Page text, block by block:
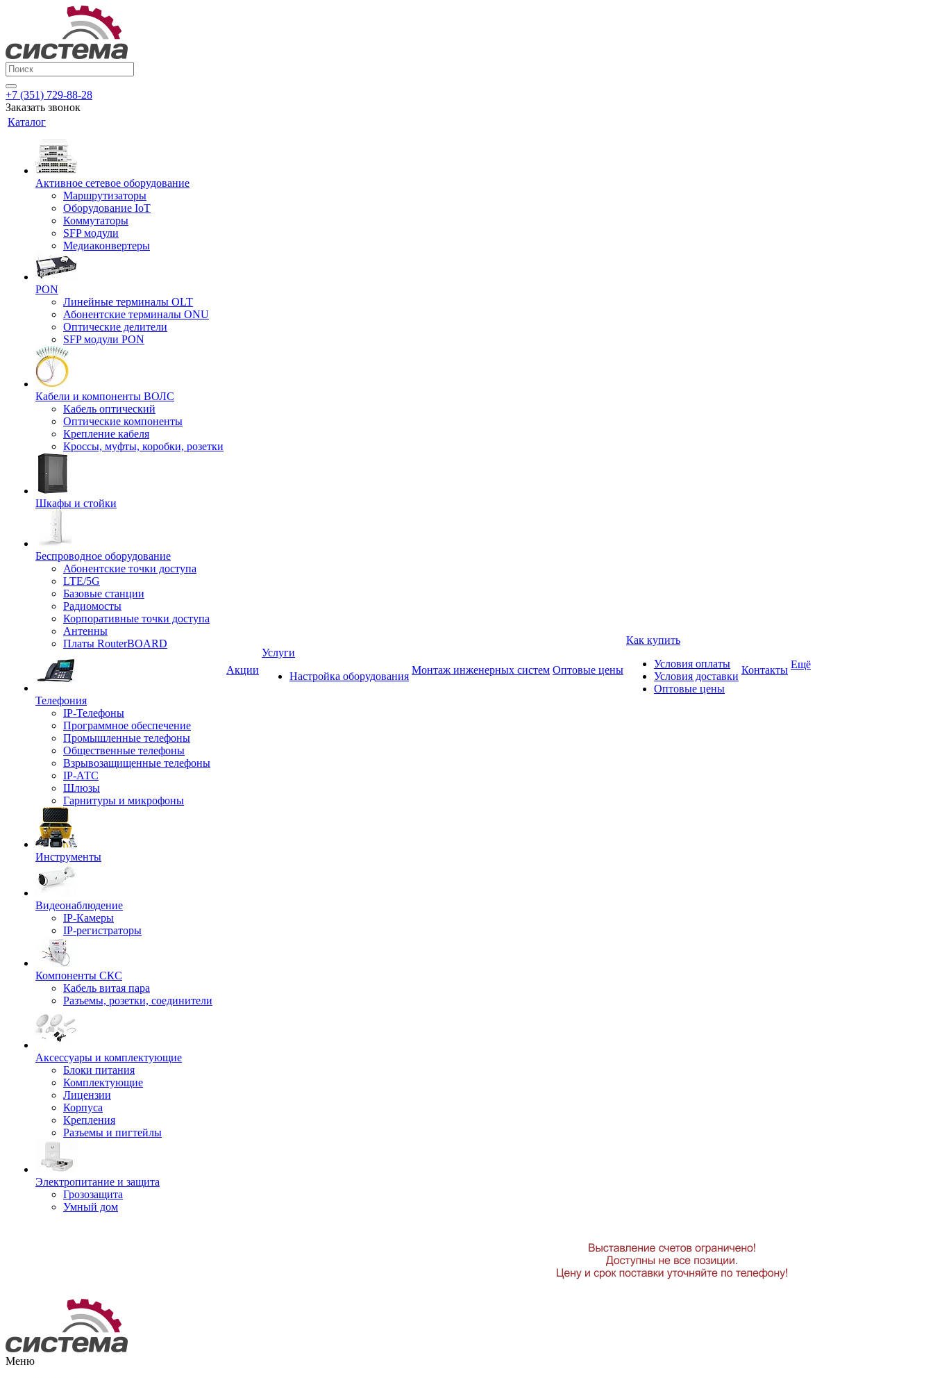
+7 (351) 729-88-28
Заказать звонок
Каталог
Активное сетевое оборудование
Маршрутизаторы
Оборудование IoT
Коммутаторы
SFP модули
Медиаконвертеры
PON
Линейные терминалы OLT
Абонентские терминалы ONU
Оптические делители
SFP модули PON
Кабели и компоненты ВОЛС
Кабель оптический
Оптические компоненты
Крепление кабеля
Кроссы, муфты, коробки, розетки
Шкафы и стойки
Беспроводное оборудование
Абонентские точки доступа
LTE/5G
Базовые станции
Радиомосты
Корпоративные точки доступа
Антенны
Платы RouterBOARD
Телефония
IP-Телефоны
Программное обеспечение
Промышленные телефоны
Общественные телефоны
Взрывозащищенные телефоны
IP-АТС
Шлюзы
Гарнитуры и микрофоны
Инструменты
Видеонаблюдение
IP-Камеры
IP-регистраторы
Компоненты СКС
Кабель витая пара
Разъемы, розетки, соединители
Аксессуары и комплектующие
Блоки питания
Комплектующие
Лицензии
Корпуса
Крепления
Разъемы и пигтейлы
Электропитание и защита
Грозозащита
Умный дом
Акции
Услуги
Настройка оборудования
Монтаж инженерных систем Оптовые цены
Как купить
Условия оплаты
Условия доставки
Оптовые цены
Контакты Ещё
Меню